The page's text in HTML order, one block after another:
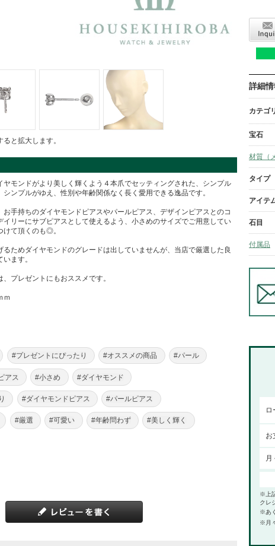
と拡大します。
ヤモンドがより美しく輝くよう４本爪でセッティングされた、シンプル
ンプルがゆえ、性別や年齢関係なく長く愛用できる逸品です。
お手持ちのダイヤモンドピアスやパールピアス、デザインピアスとのコ
イリーにサブピアスとして使えるよう、小さめのサイズでご用意してい
けて頂くのも◎。
るためダイヤモンドのグレードは出していませんが、当店で厳選した良
ます。
プレゼントにもおススメです。
ｍ
#プレゼントにぴったり #オススメの商品 #パール
アス #小さめ #ダイヤモンド
#ダイヤモンドピアス #パールピアス
#厳選 #可愛い #年齢問わず #美しく輝く
詳細情
カテゴ
宝石
材質（
タイプ
アイテ
石目
付属品
ロ
お
月
※上
クレ
※あ
※月